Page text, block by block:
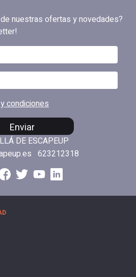
nuestras ofertas y novedades?
condiciones
Enviar
DE ESCAPEUP
623212318